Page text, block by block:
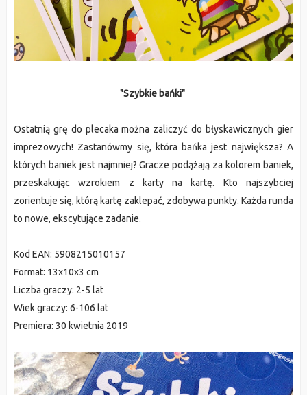
"Szybkie bańki"
Ostatnią grę do plecaka można zaliczyć do błyskawicznych gier
imprezowych! Zastanówmy się, która bańka jest największa? A
których baniek jest najmniej? Gracze podążają za kolorem baniek,
przeskakując wzrokiem z karty na kartę. Kto najszybciej
zorientuje się, którą kartę zaklepać, zdobywa punkty. Każda runda
to nowe, ekscytujące zadanie.
Kod EAN: 5908215010157
Format: 13x10x3 cm
Liczba graczy: 2-5 lat
Wiek graczy: 6-106 lat
Premiera: 30 kwietnia 2019